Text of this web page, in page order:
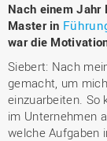
Nach einem Jahr
Master in
war die
Siebert: Nach
gemacht, um
einzuarbeiten. So
im Unternehmen
welche Aufgaben